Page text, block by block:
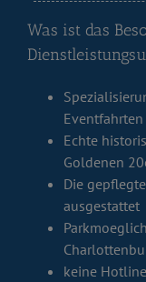
Was ist das
Eventfahrten
Echte
Goldenen
Die
ausgestattet
keine